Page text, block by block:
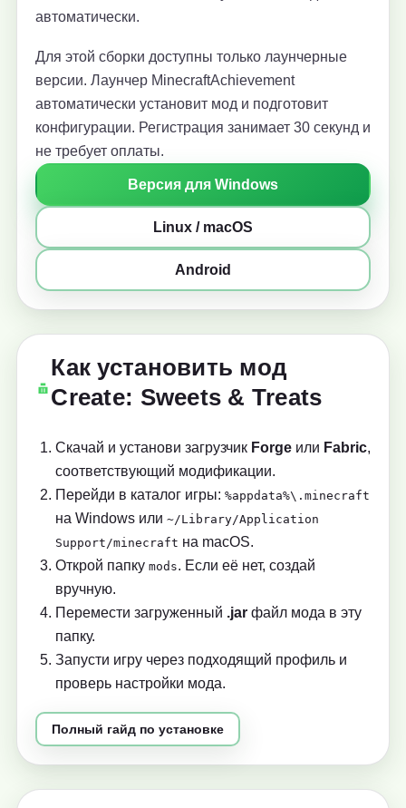
автоматически.
Для этой сборки доступны только лаунчерные
версии. Лаунчер MinecraftAchievement
автоматически установит мод и подготовит
конфигурации. Регистрация занимает 30 секунд и
не требует оплаты.
Версия для Windows
Linux / macOS
Android
Как установить мод
Create: Sweets & Treats
Скачай и установи загрузчик Forge или Fabric,
соответствующий модификации.
Перейди в каталог игры: %appdata%\.minecraft
на Windows или ~/Library/Application
Support/minecraft на macOS.
Открой папку mods. Если её нет, создай
вручную.
Перемести загруженный .jar файл мода в эту
папку.
Запусти игру через подходящий профиль и
проверь настройки мода.
Полный гайд по установке